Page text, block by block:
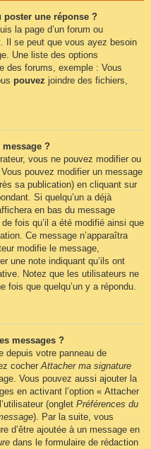
poster une réponse ?
la page d’un forum ou
Il se peut que vous ayez besoin
Une liste des options
des forums, exemple : Vous
pouvez joindre des fichiers,
?
vous ne pouvez modifier ou
pouvez modifier un message
sa publication) en cliquant sur
Si quelqu’un a déjà
en bas du message
fois qu’il a été modifié ainsi que
Ce message n’apparaîtra
modifie le message,
une note indiquant qu’ils ont
Notez que les utilisateurs ne
fois que quelqu’un y a répondu.
messages ?
depuis votre panneau de
cocherAttacher ma signature
Vous pouvez aussi ajouter la
en activant l’option « Attacher
(onglet Préférences du
). Par la suite, vous
d’être ajoutée à un message en
dans le formulaire de rédaction